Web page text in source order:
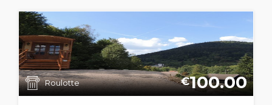
Roulotte €100.00